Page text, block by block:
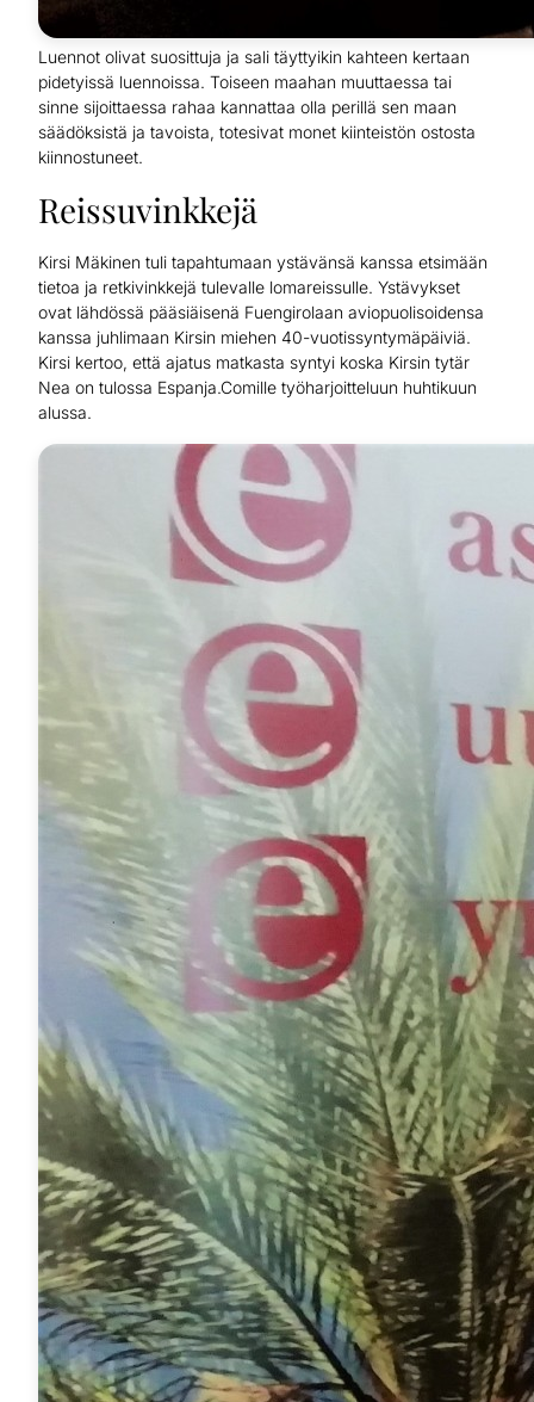
Luennot olivat suosittuja ja sali täyttyikin kahteen kertaan
pidetyissä luennoissa. Toiseen maahan muuttaessa tai
sinne sijoittaessa rahaa kannattaa olla perillä sen maan
säädöksistä ja tavoista, totesivat monet kiinteistön ostosta
kiinnostuneet.
Reissuvinkkejä
Kirsi Mäkinen tuli tapahtumaan ystävänsä kanssa etsimään
tietoa ja retkivinkkejä tulevalle lomareissulle. Ystävykset
ovat lähdössä pääsiäisenä Fuengirolaan aviopuolisoidensa
kanssa juhlimaan Kirsin miehen 40-vuotissyntymäpäiviä.
Kirsi kertoo, että ajatus matkasta syntyi koska Kirsin tytär
Nea on tulossa Espanja.Comille työharjoitteluun huhtikuun
alussa.